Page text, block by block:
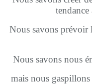
tendance
Nous savons prévoir
Nous savons nous
mais nous